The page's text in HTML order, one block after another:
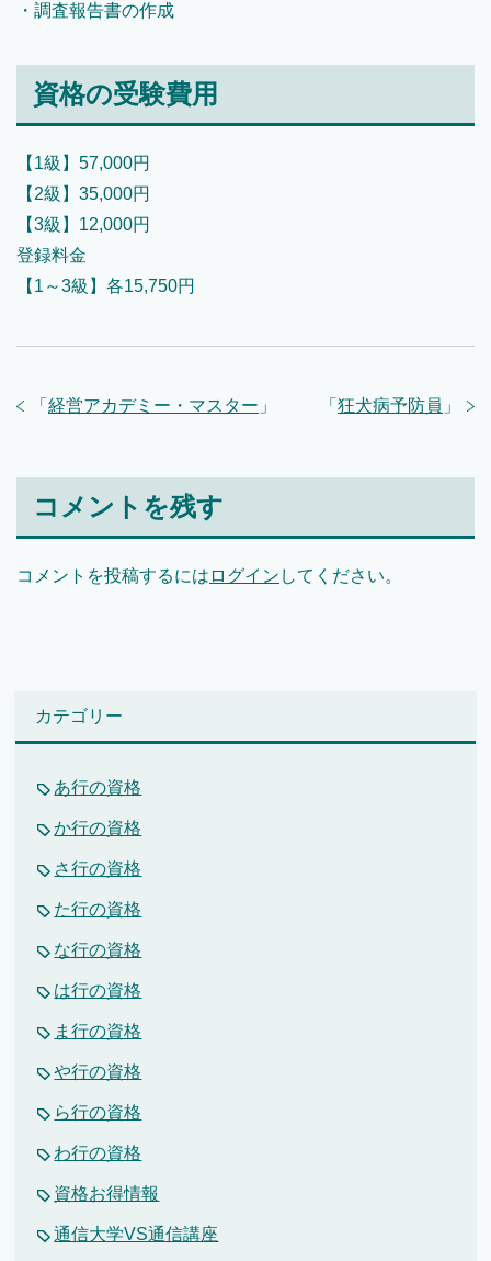
・調査報告書の作成
資格の受験費用
【1級】57,000円
【2級】35,000円
【3級】12,000円
登録料金
【1～3級】各15,750円
「 狂犬病予防員 」
「 経営アカデミー・マスター 」
コメントを残す
コメントを投稿するには ログイン してください。
カテゴリー
あ行の資格
か行の資格
さ行の資格
た行の資格
な行の資格
は行の資格
ま行の資格
や行の資格
ら行の資格
わ行の資格
資格お得情報
通信大学VS通信講座